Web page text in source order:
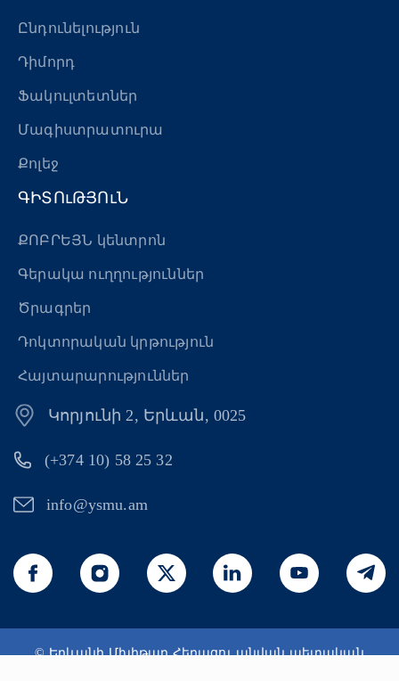
Ընդունելություն
Դիմորդ
Ֆակուլտետներ
Մագիստրատուրա
Քոլեջ
ԳԻՏՈւԹՅՈւՆ
ՔՈԲՐԵՅՆ կենտրոն
Գերակա ուղղություններ
Ծրագրեր
Դոկտորական կրթություն
Հայտարարություններ
Կորյունի 2, Երևան, 0025
(+374 10) 58 25 32
info@ysmu.am
© Երևանի Մխիթար Հերացու անվան պետական